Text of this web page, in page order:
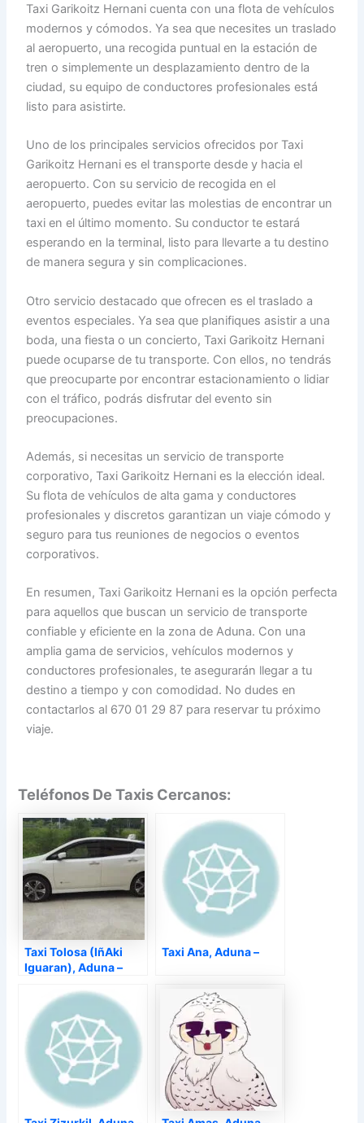
Taxi Garikoitz Hernani cuenta con una flota de vehículos
modernos y cómodos. Ya sea que necesites un traslado
al aeropuerto, una recogida puntual en la estación de
tren o simplemente un desplazamiento dentro de la
ciudad, su equipo de conductores profesionales está
listo para asistirte.
Uno de los principales servicios ofrecidos por Taxi
Garikoitz Hernani es el transporte desde y hacia el
aeropuerto. Con su servicio de recogida en el
aeropuerto, puedes evitar las molestias de encontrar un
taxi en el último momento. Su conductor te estará
esperando en la terminal, listo para llevarte a tu destino
de manera segura y sin complicaciones.
Otro servicio destacado que ofrecen es el traslado a
eventos especiales. Ya sea que planifiques asistir a una
boda, una fiesta o un concierto, Taxi Garikoitz Hernani
puede ocuparse de tu transporte. Con ellos, no tendrás
que preocuparte por encontrar estacionamiento o lidiar
con el tráfico, podrás disfrutar del evento sin
preocupaciones.
Además, si necesitas un servicio de transporte
corporativo, Taxi Garikoitz Hernani es la elección ideal.
Su flota de vehículos de alta gama y conductores
profesionales y discretos garantizan un viaje cómodo y
seguro para tus reuniones de negocios o eventos
corporativos.
En resumen, Taxi Garikoitz Hernani es la opción perfecta
para aquellos que buscan un servicio de transporte
confiable y eficiente en la zona de Aduna. Con una
amplia gama de servicios, vehículos modernos y
conductores profesionales, te asegurarán llegar a tu
destino a tiempo y con comodidad. No dudes en
contactarlos al 670 01 29 87 para reservar tu próximo
viaje.
Teléfonos De Taxis Cercanos:
Taxi Tolosa (IñAki
Iguaran), Aduna –
Taxi Ana, Aduna –